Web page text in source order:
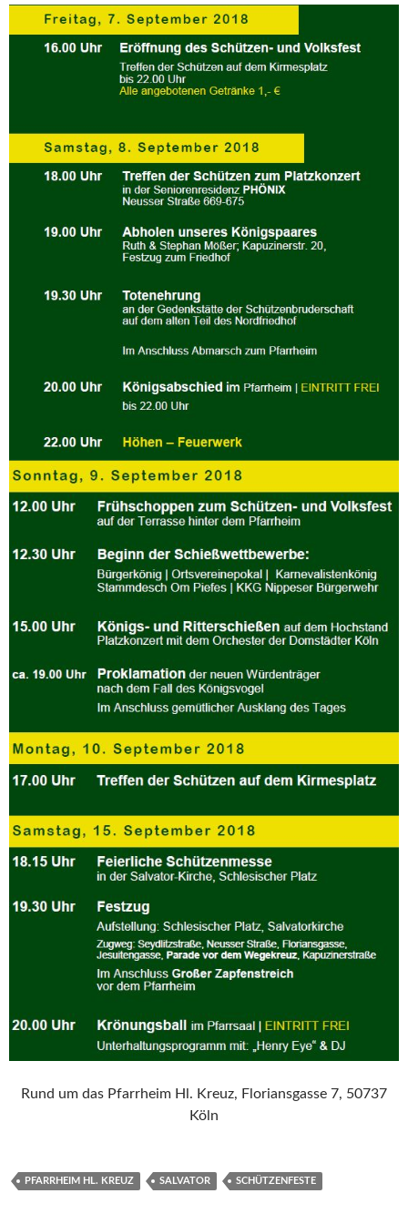
Rund um das Pfarrheim Hl. Kreuz, Floriansgasse 7, 50737
Köln
PFARRHEIM HL. KREUZ SALVATOR SCHÜTZENFESTE